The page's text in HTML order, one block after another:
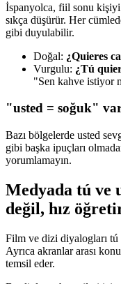
İspanyolca, fiil sonu
sıkça düşürür. Her
gibi duyulabilir.
Doğal: ¿Quieres
Vurgulu: ¿Tú
"Sen kahve istiyor
"usted = soğuk"
Bazı bölgelerde usted
gibi başka ipuçları
yorumlamayın.
Medyada tú ve
değil, hız
Film ve dizi diyalogları tú
Ayrıca akranlar arası
temsil eder.